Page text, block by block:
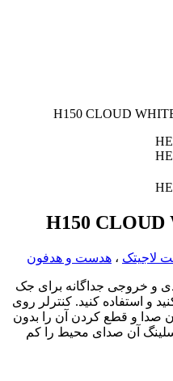
لاجیتک ، هدست و هدفون
و خروجی جداگانه برای جک
و استفاده کنید. کنترلر روی
صدا و قطع کردن آن را بدون
آن صدای محیط را کم